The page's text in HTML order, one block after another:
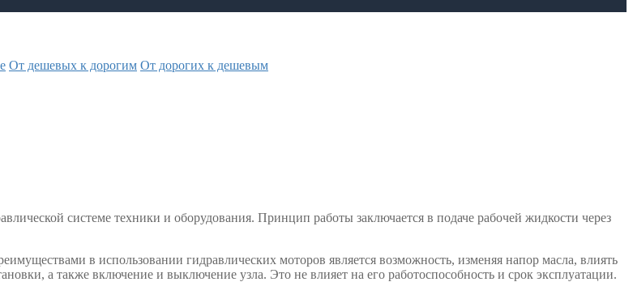
От дешевых к дорогим От дорогих к дешевым
системе техники и оборудования. Принцип работы заключается в подаче рабочей жидкости через
в использовании гидравлических моторов является возможность, изменяя напор масла, влиять
а также включение и выключение узла. Это не влияет на его работоспособность и срок эксплуатации.